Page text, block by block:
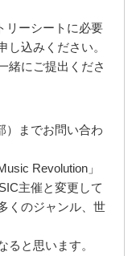
リーシートに必要
込みください。
緒にご提出くださ
）までお問い合わ
Revolution」
主催と変更して
くのジャンル、世
ると思います。